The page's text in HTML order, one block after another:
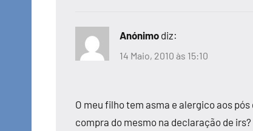
Anónimo diz:
14 Maio, 2010 às 15:10
O meu filho tem asma e alergico aos
compra do mesmo na declaração de irs?